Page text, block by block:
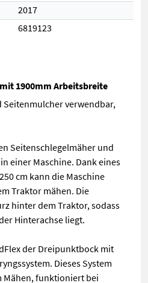
2017
6819123
1900mm Arbeitsbreite
Seitenmulcher verwendbar,
Seitenschlegelmäher und
einer Maschine. Dank eines
cm kann die Maschine
Traktor mähen. Die
hinter dem Traktor, sodass
Hinterachse liegt.
der Dreipunktbock mit
Dieses System
Mähen, funktioniert bei